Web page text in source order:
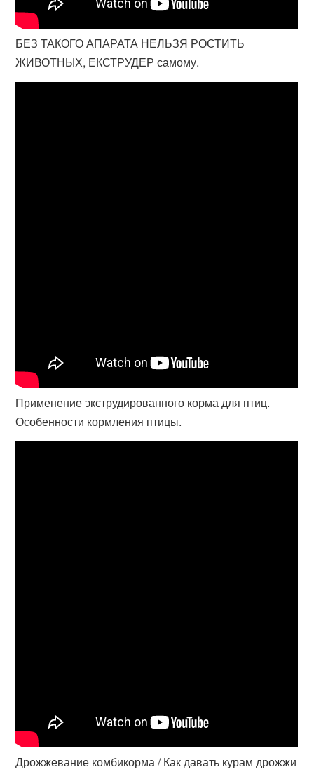
БЕЗ ТАКОГО АПАРАТА НЕЛЬЗЯ РОСТИТЬ
ЖИВОТНЫХ, ЕКСТРУДЕР самому.
Применение экструдированного корма для птиц.
Особенности кормления птицы.
Дрожжевание комбикорма / Как давать курам дрожжи